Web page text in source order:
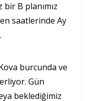
B planımız
saatlerinde Ay
burcunda ve
Gün
beklediğimiz